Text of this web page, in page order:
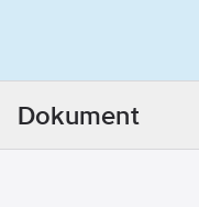
Dokument